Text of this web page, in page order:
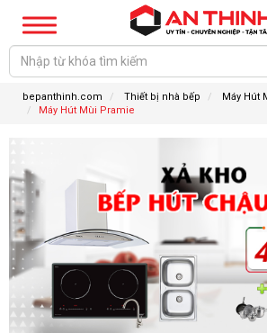
bepanthinh.com Thiết bị nhà bếp
Máy Hút
Máy Hút Mùi Pramie